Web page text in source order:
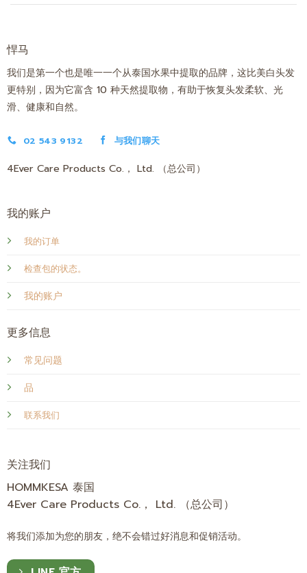
悍马
我们是第一个也是唯一一个从泰国水果中提取的品牌，这比美白头发
更特别，因为它富含 10 种天然提取物，有助于恢复头发柔软、光
滑、健康和自然。
02 543 9132 与我们聊天
4Ever Care Products Co.， Ltd. （总公司）
我的账户
我的订单
检查包的状态。
我的账户
更多信息
常见问题
品
联系我们
关注我们
HOMMKESA 泰国
4Ever Care Products Co.， Ltd. （总公司）
将我们添加为您的朋友，绝不会错过好消息和促销活动。